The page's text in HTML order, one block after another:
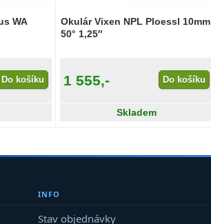
WA
Do košíku
Okulár Vixen NPL Ploessl 10mm
50° 1,25″
1 555,- Do košíku
Skladem
INFO
Stav objednávky